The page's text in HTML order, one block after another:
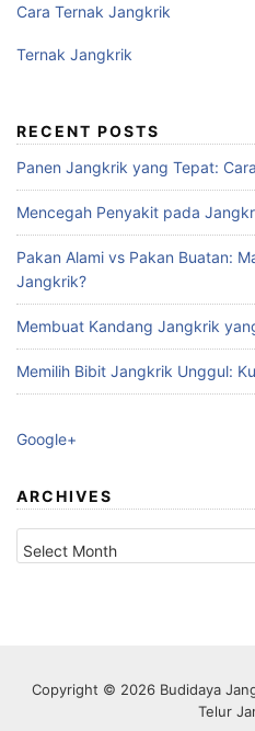
Cara Ternak Jangkrik
Ternak Jangkrik
RECENT POSTS
Panen Jangkrik yang Tepat:
Mencegah Penyakit pada
Pakan Alami vs Pakan Buatan:
Jangkrik?
Membuat Kandang Jangkrik
Memilih Bibit Jangkrik Unggul:
Google+
ARCHIVES
Archives
Copyright © 2026 Budidaya
Telur